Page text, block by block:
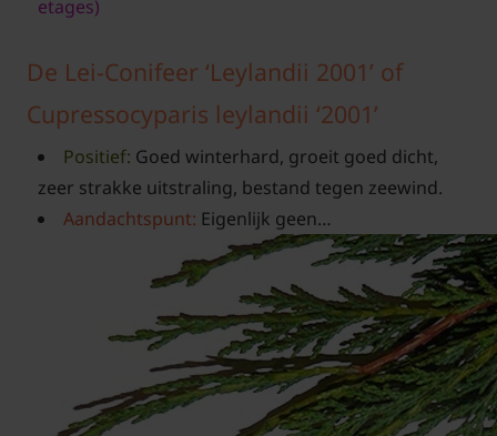
etages)
De Lei-Conifeer ‘Leylandii 2001’ of
Cupressocyparis leylandii ‘2001’
Positief: Goed winterhard, groeit goed dicht,
zeer strakke uitstraling, bestand tegen zeewind.
Aandachtspunt: Eigenlijk geen…